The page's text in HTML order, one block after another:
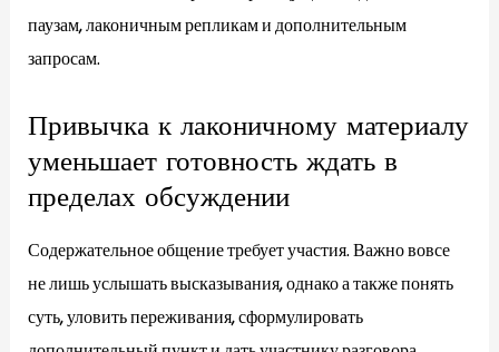
паузам, лаконичным репликам и дополнительным
запросам.
Привычка к лаконичному материалу
уменьшает готовность ждать в
пределах обсуждении
Содержательное общение требует участия. Важно вовсе
не лишь услышать высказывания, однако а также понять
суть, уловить переживания, сформулировать